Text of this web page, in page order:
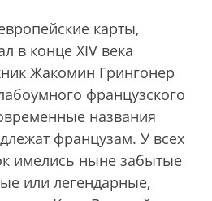
карты,
в конце XIV века
Жакомин Грингонер
французского
названия
французам. У всех
имелись ныне забытые
или легендарные,